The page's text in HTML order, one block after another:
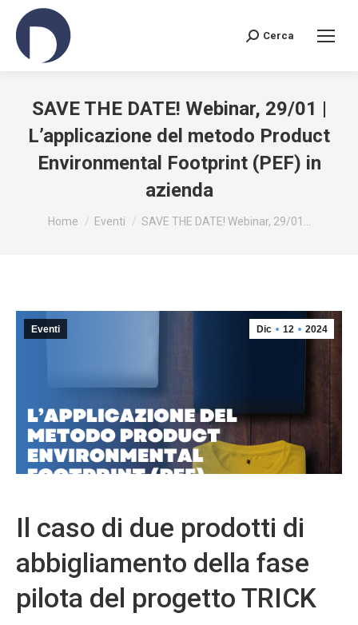
Search:
Cerca
SAVE THE DATE! Webinar, 29/01 |
L’applicazione del metodo Product
Environmental Footprint (PEF) in
azienda
You are here:
Home Eventi SAVE THE DATE! Webinar, 29/01…
Dic 12 2024
Eventi
Il caso di due prodotti di
abbigliamento della fase
pilota del progetto TRICK